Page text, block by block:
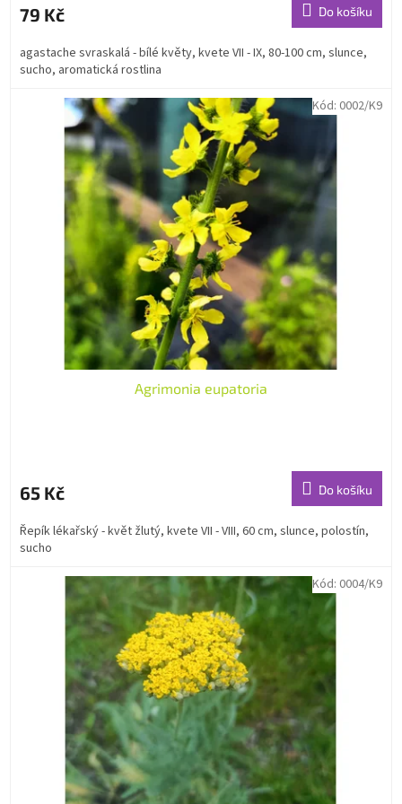
79 Kč Do košíku
agastache svraskalá - bílé květy, kvete VII - IX, 80-100 cm, slunce,
sucho, aromatická rostlina
Agrimonia eupatoria
65 Kč Do košíku
Řepík lékařský - květ žlutý, kvete VII - VIII, 60 cm, slunce, polostín,
sucho
Kód: 0002/K9
Kód: 0004/K9